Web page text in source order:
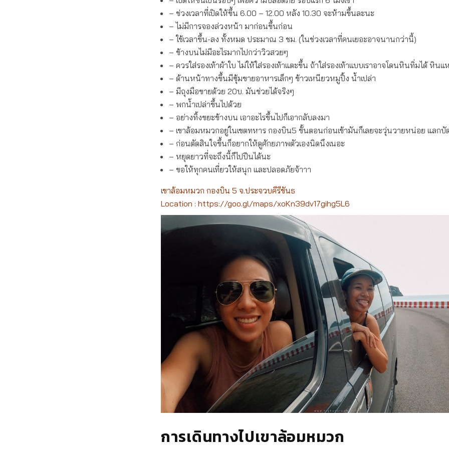
– ช่วงเวลาที่เปิดให้ขึ้น 6.00 – 12.00 หลัง 10.30 จะห้ามขึ้นละนะ
– ไม่มีการจองล่วงหน้า มาก่อนขึ้นก่อน
– ใช้เวลาขึ้น-ลง ทั้งหมด ประมาณ 3 ชม. (ในช่วงเวลาที่คนเยอะอาจนานกว่านี้)
– ข้างบนไม่มีอะไรมากไปกว่าวิวสวยๆ
– ควรใส่รองเท้าผ้าใบ ไม่ให้ใส่รองเท้าแตะขึ้น ถ้าใส่รองเท้าแบบเราอาจโดนหินทิ่มได้ หิน
– ด้านหน้าทางขึ้นมีซุ้มขายอาหารเล็กๆ ข้าวเหนียวหมูปิ้ง น้ำเปล่า
– มีถุงมือขายด้วย 20บ. มันช่วยได้จริงๆ
– พกน้ำเปล่าขึ้นไปด้วย
– อย่างทิ้งขยะข้างบน เอาอะไรขึ้นไปก็เอากลับลงมา
– เขาล้อมหมวกอยู่ในเขตทหาร กองบิน5 ขั้นตอนก่อนเข้ามันก็เลยจะวุ่นวายหน่อย แลกบั
– ก่อนตัดสินใจขึ้นก็อยากให้ดูศักยภาพตัวเองนิดนึงเนอะ
– หยุดยาวที่จะถึงนี้ก็ไปปีนได้นะ
– ขอให้ทุกคนเที่ยวให้สนุก และปลอดภัยจ้าาา
เขาล้อมหมวก กองบิน 5 จ.ประจวบคีรีขันธ
Location : https://goo.gl/maps/xoKn39dv17gihg5L6
การเดินทางไปเขาล้อมหมวก